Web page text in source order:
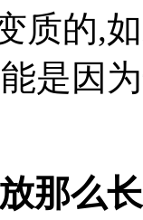
质的,
是因
那么